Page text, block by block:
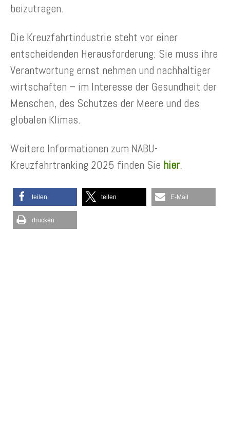
beizutragen.
Die Kreuzfahrtindustrie steht vor einer
entscheidenden Herausforderung: Sie muss ihre
Verantwortung ernst nehmen und nachhaltiger
wirtschaften – im Interesse der Gesundheit der
Menschen, des Schutzes der Meere und des
globalen Klimas.
Weitere Informationen zum NABU-
Kreuzfahrtranking 2025 finden Sie hier.
teilen teilen E-Mail
drucken